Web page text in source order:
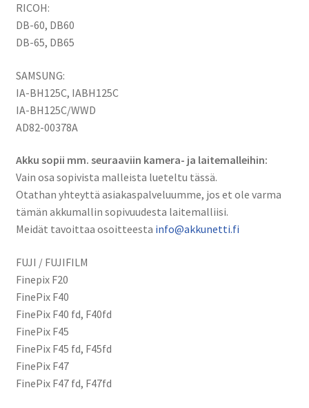
RICOH:
DB-60, DB60
DB-65, DB65
SAMSUNG:
IA-BH125C, IABH125C
IA-BH125C/WWD
AD82-00378A
Akku sopii mm. seuraaviin kamera- ja laitemalleihin:
Vain osa sopivista malleista lueteltu tässä.
Otathan yhteyttä asiakaspalveluumme, jos et ole varma
tämän akkumallin sopivuudesta laitemalliisi.
Meidät tavoittaa osoitteesta info@akkunetti.fi
FUJI / FUJIFILM
Finepix F20
FinePix F40
FinePix F40 fd, F40fd
FinePix F45
FinePix F45 fd, F45fd
FinePix F47
FinePix F47 fd, F47fd